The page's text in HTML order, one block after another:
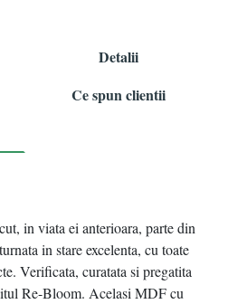
Detalii
Ce spun clientii
in viata ei anterioara, parte din
in stare excelenta, cu toate
Verificata, curatata si pregatita
Re-Bloom. Acelasi MDF cu